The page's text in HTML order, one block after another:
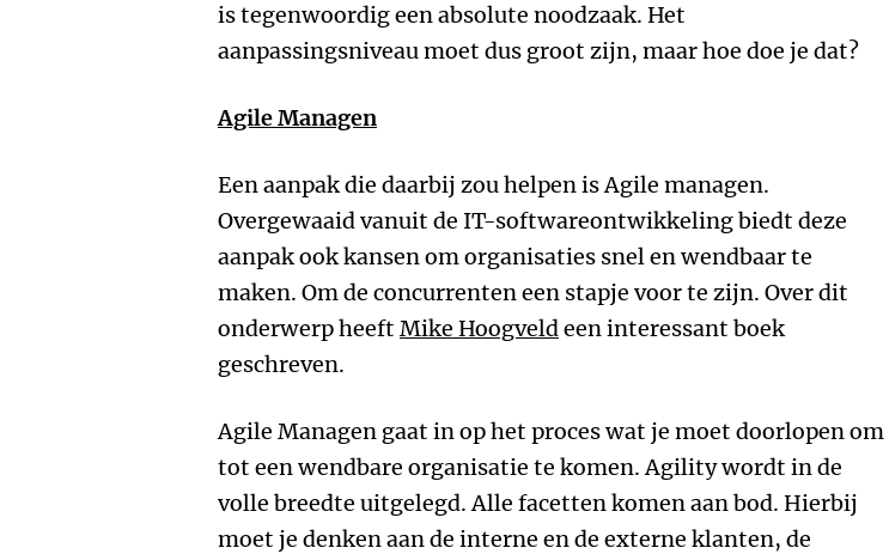
is tegenwoordig een absolute noodzaak. Het
aanpassingsniveau moet dus groot zijn, maar hoe doe je dat?
Agile Managen
Een aanpak die daarbij zou helpen is Agile managen.
Overgewaaid vanuit de IT-softwareontwikkeling biedt deze
aanpak ook kansen om organisaties snel en wendbaar te
maken. Om de concurrenten een stapje voor te zijn. Over dit
onderwerp heeft Mike Hoogveldeen interessant boek
geschreven.
Agile Managen gaat in op het proces wat je moet doorlopen om
tot een wendbare organisatie te komen. Agility wordt in de
volle breedte uitgelegd. Alle facetten komen aan bod. Hierbij
moet je denken aan de interne en de externe klanten, de